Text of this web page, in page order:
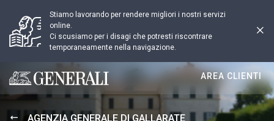
Stiamo lavorando per rendere migliori i nostri servizi
online.
Ci scusiamo per i disagi che potresti riscontrare
temporaneamente nella navigazione.
Generali logo
AREA CLIENTI
AGENZIA GENERALE DI GALLARATE